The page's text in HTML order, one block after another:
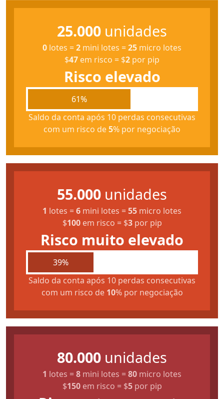
25.000 unidades
0 lotes =2 mini lotes =25 micro lotes
$47 em risco = $2 por pip
Risco elevado
61%
Saldo da conta após 10 perdas consecutivas
com um risco de5% por negociação
55.000 unidades
1 lotes =6 mini lotes =55 micro lotes
$100em risco = $3por pip
Risco muito elevado
39%
Saldo da conta após 10 perdas consecutivas
com um risco de 10% por negociação
80.000 unidades
1 lotes =8 mini lotes =80 micro lotes
$150em risco = $5por pip